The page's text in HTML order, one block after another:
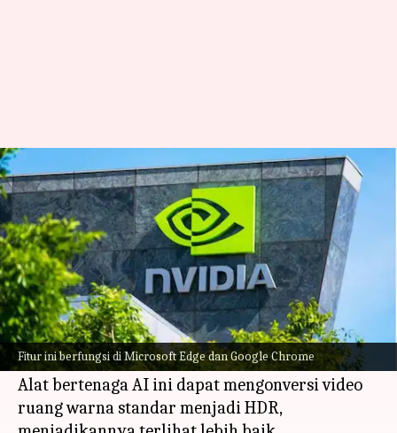
Fitur ini berfungsi di Microsoft Edge dan Google Chrome
Alat AI NVIDIA ini mengubah
konten SDR menjadi HDR
menulis Bob Jan 25, 2024 10:28 am
Apa ceritanya
NVIDIA telah memperkenalkan fitur baru yang
keren bernama RTX Video HDR untuk semua
pemilik GPU RTX.
Alat bertenaga AI ini dapat mengonversi video
ruang warna standar menjadi HDR,